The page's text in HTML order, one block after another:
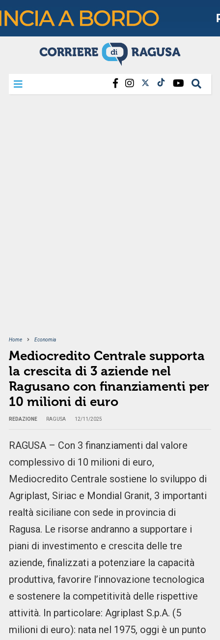
Home Economia
Mediocredito Centrale supporta
la crescita di 3 aziende nel
Ragusano con finanziamenti per
10 milioni di euro
REDAZIONE RAGUSA 12/11/2025
RAGUSA – Con 3 finanziamenti dal valore
complessivo di 10 milioni di euro,
Mediocredito Centrale sostiene lo sviluppo di
Agriplast, Siriac e Mondial Granit, 3 importanti
realtà siciliane con sede in provincia di
Ragusa. Le risorse andranno a supportare i
piani di investimento e crescita delle tre
aziende, finalizzati a potenziare la capacità
produttiva, favorire l’innovazione tecnologica
e sostenere la competitività delle rispettive
attività. In particolare: Agriplast S.p.A. (5
milioni di euro): nata nel 1975, oggi è un punto